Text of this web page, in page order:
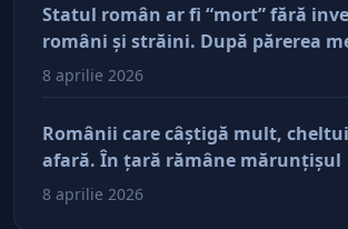
Statul român ar fi “mort” fără
români şi străini. După părerea
doar pe perfuzii şi încă nu face
cine îl tine în viaţă şi cine i-a făcut
8 aprilie 2026
Românii care câştigă mult,
afară. În ţară rămâne mărunţişul
8 aprilie 2026